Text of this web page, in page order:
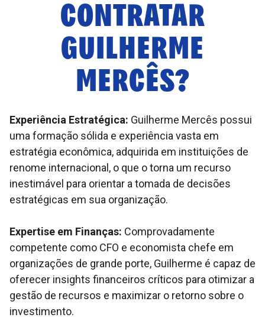
CONTRATAR
GUILHERME
MERCÊS?
Experiência Estratégica: Guilherme Mercês possui
uma formação sólida e experiência vasta em
estratégia econômica, adquirida em instituições de
renome internacional, o que o torna um recurso
inestimável para orientar a tomada de decisões
estratégicas em sua organização.
Expertise em Finanças: Comprovadamente
competente como CFO e economista chefe em
organizações de grande porte, Guilherme é capaz de
oferecer insights financeiros críticos para otimizar a
gestão de recursos e maximizar o retorno sobre o
investimento.